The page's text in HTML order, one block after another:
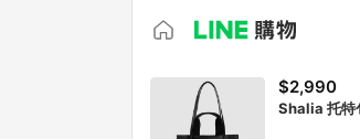
$2,990
Shalia 托特